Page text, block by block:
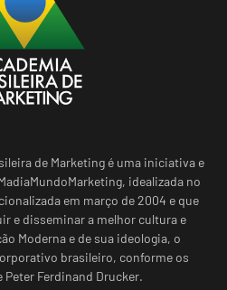
de Marketing é uma iniciativa e
idealizada no
em março de 2004 e que
e disseminar a melhor cultura e
Moderna e de sua ideologia, o
brasileiro, conforme os
Ferdinand Drucker.